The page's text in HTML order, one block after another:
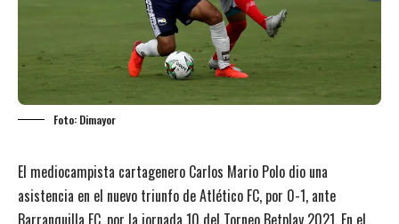
Foto: Dimayor
El mediocampista cartagenero Carlos Mario Polo dio una
asistencia en el nuevo triunfo de Atlético FC, por 0-1, ante